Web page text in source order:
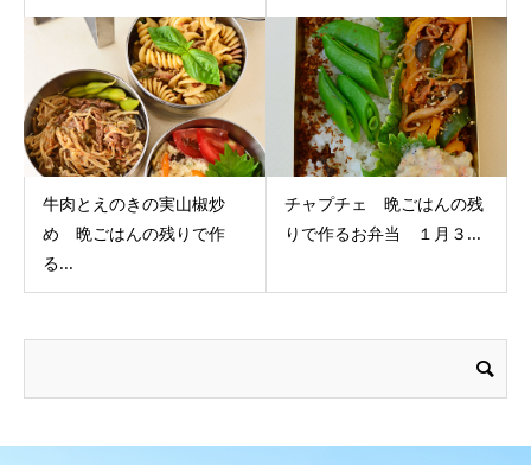
牛肉とえのきの実山椒炒
め 晩ごはんの残りで作
る...
チャプチェ 晩ごはんの残
りで作るお弁当 １月３...